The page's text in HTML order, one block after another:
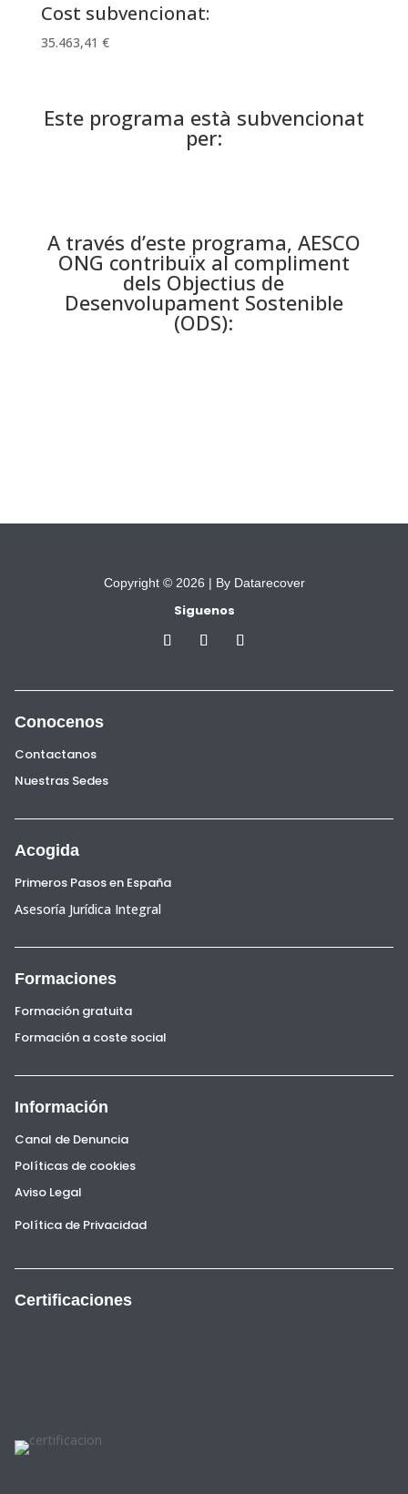
Cost subvencionat:
35.463,41 €
Este programa està subvencionat
per:
A través d’este programa, AESCO
ONG contribuïx al compliment
dels Objectius de
Desenvolupament Sostenible
(ODS):
Copyright © 2026 | By Datarecover
Siguenos
Conocenos
Contactanos
Nuestras Sedes
Acogida
Primeros Pasos en España
Asesoría Jurídica Integral
Formaciones
Formación gratuita
Formación a coste social
Información
Canal de Denuncia
Políticas de cookies
Aviso Legal
Política de Privacidad
Certificaciones